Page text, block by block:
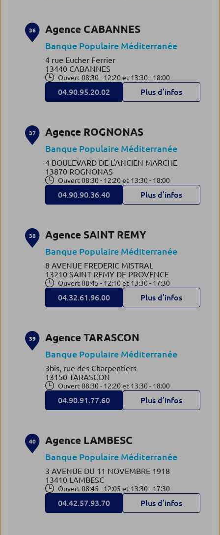
36 Agence CABANNES
Banque Populaire Méditerranée
4 rue Eucher Ferrier
13440 CABANNES
Ouvert 08:30 - 12:20 et 13:30 - 18:00
04.90.95.20.02 Plus d’infos
37 Agence ROGNONAS
Banque Populaire Méditerranée
4 BOULEVARD DE L'ANCIEN MARCHE
13870 ROGNONAS
Ouvert 08:30 - 12:20 et 13:30 - 18:00
04.90.90.36.40 Plus d’infos
38 Agence SAINT REMY
Banque Populaire Méditerranée
8 AVENUE FREDERIC MISTRAL
13210 SAINT REMY DE PROVENCE
Ouvert 08:45 - 12:10 et 13:30 - 17:30
04.32.61.96.00 Plus d’infos
39 Agence TARASCON
Banque Populaire Méditerranée
3bis, rue des Charpentiers
13150 TARASCON
Ouvert 08:30 - 12:20 et 13:30 - 18:00
04.90.91.77.60 Plus d’infos
40 Agence LAMBESC
Banque Populaire Méditerranée
3 AVENUE DU 11 NOVEMBRE 1918
13410 LAMBESC
Ouvert 08:45 - 12:05 et 13:30 - 17:30
04.42.57.93.70 Plus d’infos